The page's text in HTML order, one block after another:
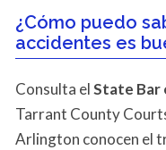
¿Cómo puedo
accidentes es
Consulta elState Bar
Tarrant County
Arlington conocen el